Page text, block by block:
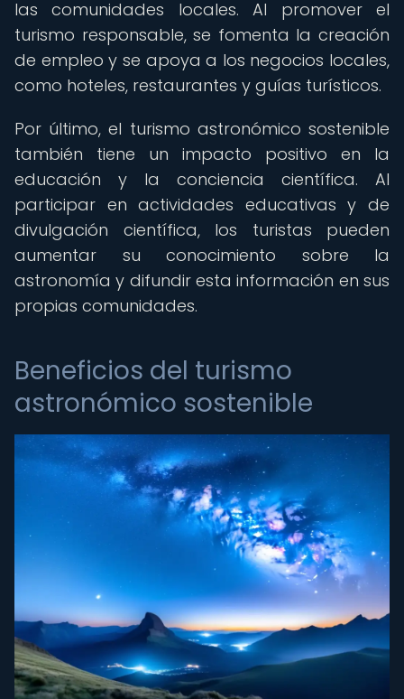
las comunidades locales. Al promover el
turismo responsable, se fomenta la creación
de empleo y se apoya a los negocios locales,
como hoteles, restaurantes y guías turísticos.
Por último, el turismo astronómico sostenible
también tiene un impacto positivo en la
educación y la conciencia científica. Al
participar en actividades educativas y de
divulgación científica, los turistas pueden
aumentar su conocimiento sobre la
astronomía y difundir esta información en sus
propias comunidades.
Beneficios del turismo
astronómico sostenible